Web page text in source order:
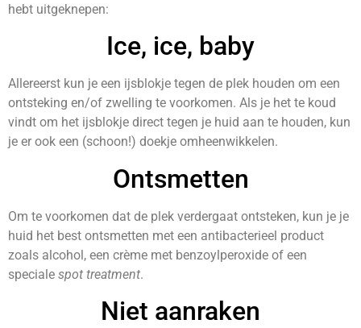
hebt uitgeknepen:
Ice, ice, baby
Allereerst kun je een ijsblokje tegen de plek houden om een
ontsteking en/of zwelling te voorkomen. Als je het te koud
vindt om het ijsblokje direct tegen je huid aan te houden, kun
je er ook een (schoon!) doekje omheenwikkelen.
Ontsmetten
Om te voorkomen dat de plek verdergaat ontsteken, kun je je
huid het best ontsmetten met een antibacterieel product
zoals alcohol, een crème met benzoylperoxide of een
speciale spot treatment.
Niet aanraken